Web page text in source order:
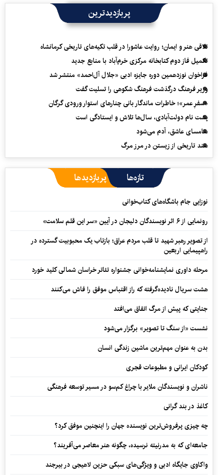
پربازدیدترین
تلاقی هنر و ایمان؛ روایت عاشورا در قلب تکیه‌های تاریخی کرمانشاه
تکمیل فاز دوم کتابخانه مرکزی خرم‌آباد با منابع جدید
فراخوان نوزدهمین دوره جایزه ادبی «جلال آل‌احمد» منتشر شد
وزیر فرهنگ درگذشت فرهنگ شکوهی را تسلیت گفت
«سفرِ عمر»؛ خاطرات ماندگار بانی چنارهای استوار ورودی گرگان
پشت نام دولت‌آبادی، سال‌ها تلاش و ایستادگی است
سامسای عاشق، آدم می‌شود
سند تاریخی از زیستن در مرز مرگ
تازه‌ها پربازدیدها
نوزایی جام باشگاه‌های کتاب‌خوانی
رونمایی از ۶ اثر نویسندگان دلیجان در آیین «سر این قلم سلامت»
از تصویر رهبر شهید تا قلب مردم عراق؛ بازتاب یک محبوبیت گسترده در
راهپیمایی اربعین
مرحله داوری نمایشنامه‌خوانی جشنواره تئاتر خراسان شمالی کلید خورد
هشت سریال نادیده‌گرفته که راز اقتباس موفق را فاش می‌کنند
جنایتی که پیش از مرگ اتفاق می‌افتد
نشست «از سنگ تا تصویر» برگزار می‌شود
بدن به عنوان مهم‌ترین ماشین زندگی انسان
کودکان ایرانی و مطبوعات قجری
ناشران و نویسندگان ملایر با چراغ کم‌سو در مسیر توسعه فرهنگی
کاغذ در بند گرانی
چه چیزی پرفروش‌ترین نویسنده جهان را اینچنین موفق کرد؟
جامعه‌ای که به مدرنیته نرسیده، چگونه هنر معاصر می‌آفریند؟
واکاوی جایگاه ادبی و ویژگی‌های سبکی حزین لاهیجی در بیرجند